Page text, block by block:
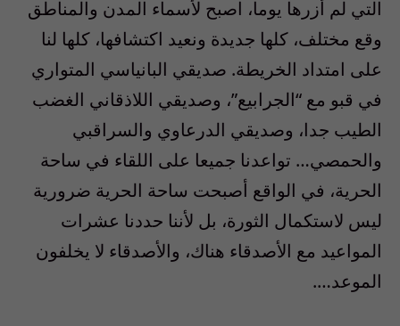
التي لم أزرها يوما، اصبح لأسماء المدن والمناطق
وقع مختلف، كلها جديدة ونعيد اكتشافها، كلها لنا
على امتداد الخريطة. صديقي البانياسي المتواري
في قبو مع “الجرابيع”، وصديقي اللاذقاني الغضب
الطيب جدا، وصديقي الدرعاوي والسراقبي
والحمصي… تواعدنا جميعا على اللقاء في ساحة
الحرية، في الواقع أصبحت ساحة الحرية ضرورية
ليس لاستكمال الثورة، بل لأننا حددنا عشرات
المواعيد مع الأصدقاء هناك، والأصدقاء لا يخلفون
الموعد….